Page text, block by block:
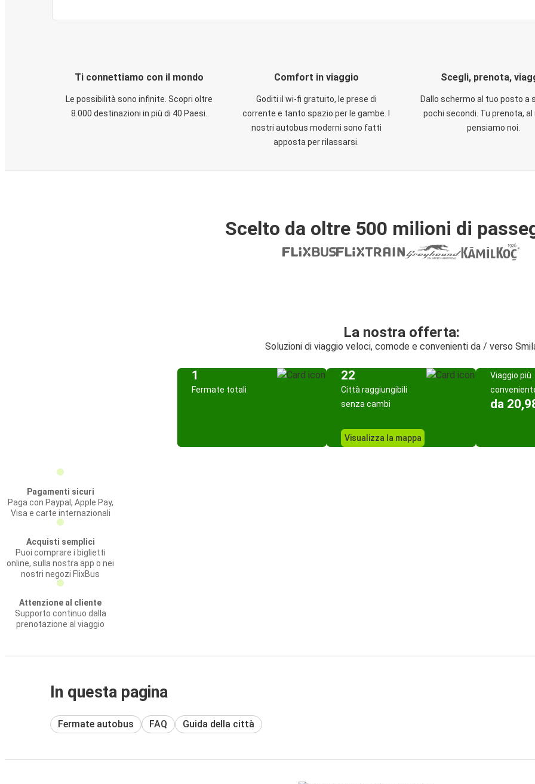
Ti connettiamo con il mondo
Le possibilità sono infinite. Scopri oltre
8.000 destinazioni in più di 40 Paesi.
Comfort in viaggio
Goditi il wi-fi gratuito, le prese di
corrente e tanto spazio per le gambe. I
nostri autobus moderni sono fatti
apposta per rilassarsi.
Scegli, prenota,
Dallo schermo al tuo posto a
pochi secondi. Tu prenota,
pensiamo noi.
Scelto da oltre 500 milioni di
La nostra offerta:
Soluzioni di viaggio veloci, comode e convenienti da / verso
1
Fermate totali
22
Città raggiungibili
senza cambi
Visualizza la mappa
Viaggio più
da
Pagamenti sicuri
Paga con Paypal, Apple Pay,
Visa e carte internazionali
Acquisti semplici
Puoi comprare i biglietti
online, sulla nostra app o nei
nostri negozi FlixBus
Attenzione al cliente
Supporto continuo dalla
prenotazione al viaggio
In questa pagina
Fermate autobus FAQ Guida della città